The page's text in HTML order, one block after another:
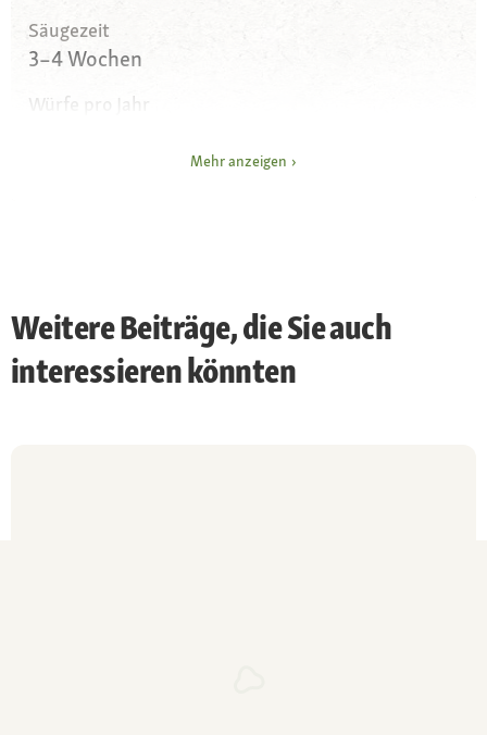
Säugezeit
3–4 Wochen
Würfe pro Jahr
Hausmaus mit über zehn Unterarten und über
20 Farb- und Fellzeichnungen
Mehr anzeigen
Weitere Beiträge, die Sie auch
interessieren könnten